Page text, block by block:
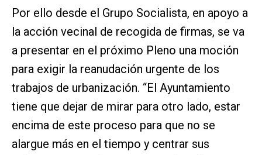
Por ello desde el Grupo Socialista, en apoyo a
la acción vecinal de recogida de firmas, se va
a presentar en el próximo Pleno una moción
para exigir la reanudación urgente de los
trabajos de urbanización. “El Ayuntamiento
tiene que dejar de mirar para otro lado, estar
encima de este proceso para que no se
alargue más en el tiempo y centrar sus